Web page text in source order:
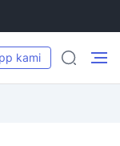
kami